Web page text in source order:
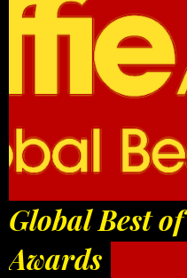
Global Best
Awards